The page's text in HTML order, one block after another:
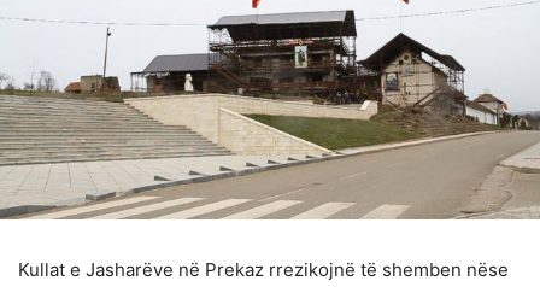
Kullat e Jasharëve në Prekaz rrezikojnë të shemben nëse